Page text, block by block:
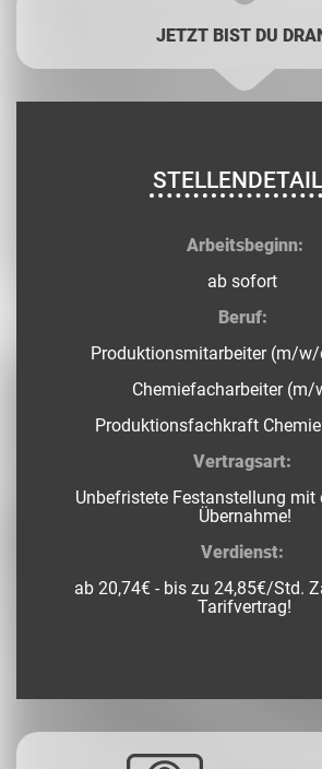
JETZT BIST DU
Arbeitsbeginn:
ab sofort
Beruf:
Produktionsmitarbeiter (m/w/
Chemiefacharbeiter (m/
Produktionsfachkraft
Vertragsart:
Unbefristete Festanstellung mit
Übernahme!
Verdienst:
ab 20,74€ - bis zu 24,85€/Std.
Tarifvertrag!